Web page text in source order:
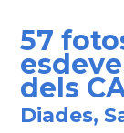
57
dels
Diades,